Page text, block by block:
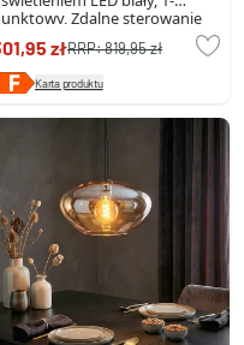
Zdalne sterowanie
złRRP:819,95 zł
Karta produktu